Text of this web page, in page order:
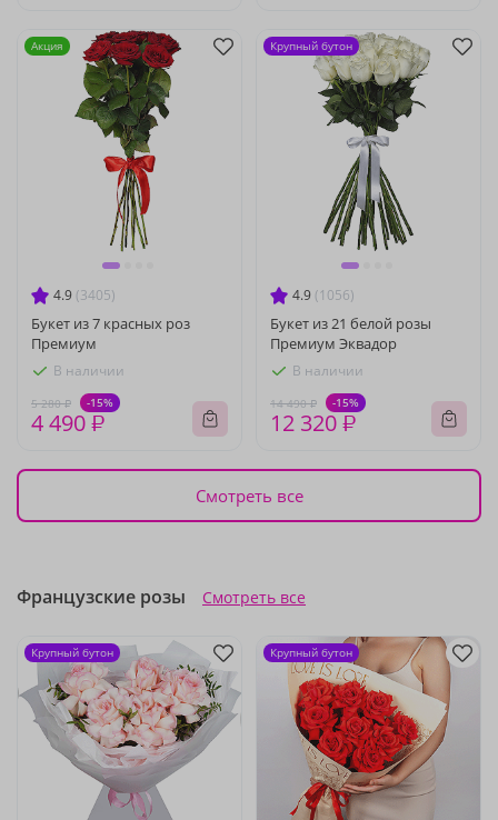
4.9 (3405)
Букет из 7 красных роз
Премиум
В наличии
5 280 ₽ -15%
4 490 ₽
Акция
4.9 (1056)
Букет из 21 белой розы
Премиум Эквадор
В наличии
14 490 ₽ -15%
12 320 ₽
Крупный бутон
Смотреть все
Французские розы Смотреть все
Крупный бутон Крупный бутон